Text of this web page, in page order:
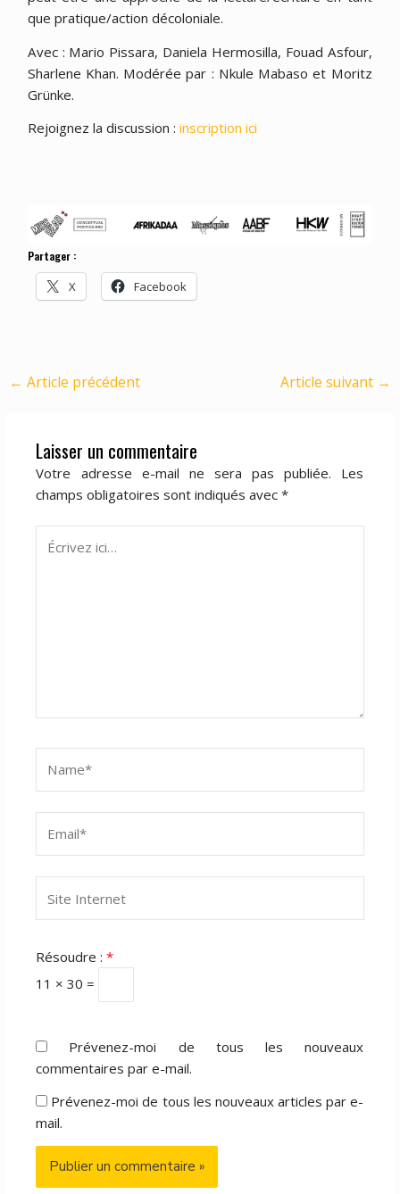
que pratique/action décoloniale.
Avec : Mario Pissara, Daniela Hermosilla, Fouad Asfour,
Sharlene Khan. Modérée par : Nkule Mabaso et Moritz
Grünke.
Rejoignez la discussion : inscription ici
Partager :
X Facebook
← Article précédent Article suivant →
Laisser un commentaire
Votre adresse e-mail ne sera pas publiée.
Les
champs obligatoires sont indiqués avec*
ici…
Internet
Résoudre :*
11 × 30 =
Prévenez-moi de tous les nouveaux
commentaires par e-mail.
Prévenez-moi de tous les nouveaux articles par e-
mail.